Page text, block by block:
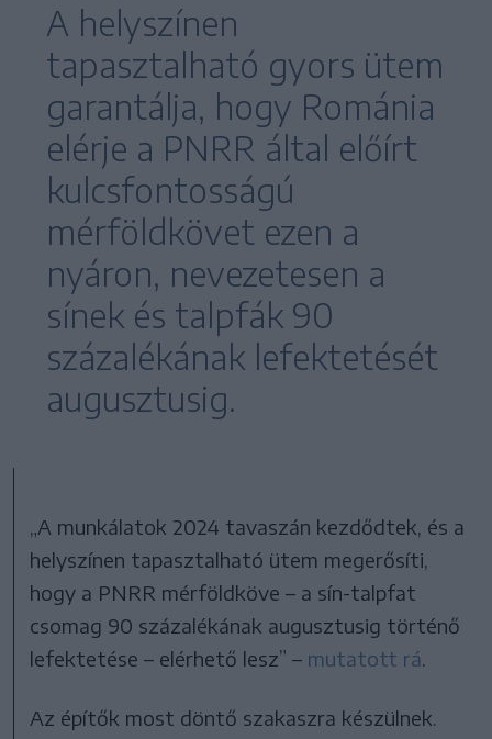
A helyszínen
tapasztalható gyors ütem
garantálja, hogy Románia
elérje a PNRR által előírt
kulcsfontosságú
mérföldkövet ezen a
nyáron, nevezetesen a
sínek és talpfák 90
százalékának lefektetését
augusztusig.
„A munkálatok 2024 tavaszán kezdődtek, és a
helyszínen tapasztalható ütem megerősíti,
hogy a PNRR mérföldköve – a sín-talpfat
csomag 90 százalékának augusztusig történő
lefektetése – elérhető lesz” – mutatott rá.
Az építők most döntő szakaszra készülnek.